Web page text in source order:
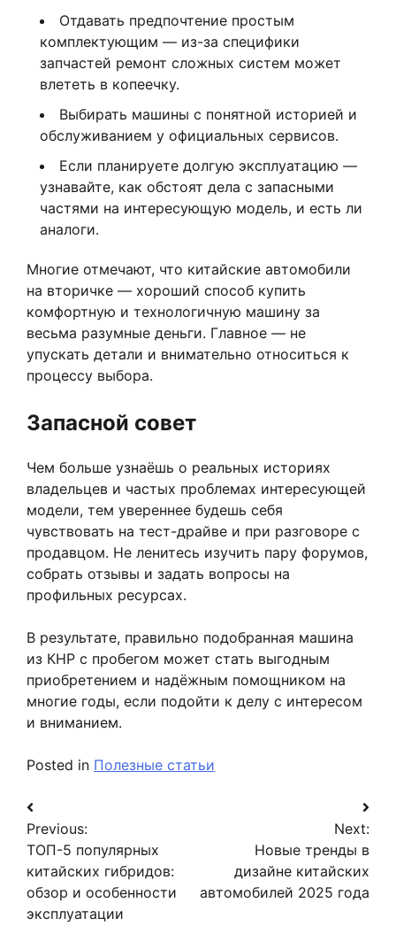
Отдавать предпочтение простым
комплектующим — из-за специфики
запчастей ремонт сложных систем может
влететь в копеечку.
Выбирать машины с понятной историей и
обслуживанием у официальных сервисов.
Если планируете долгую эксплуатацию —
узнавайте, как обстоят дела с запасными
частями на интересующую модель, и есть ли
аналоги.
Многие отмечают, что китайские автомобили
на вторичке — хороший способ купить
комфортную и технологичную машину за
весьма разумные деньги. Главное — не
упускать детали и внимательно относиться к
процессу выбора.
Запасной совет
Чем больше узнаёшь о реальных историях
владельцев и частых проблемах интересующей
модели, тем увереннее будешь себя
чувствовать на тест-драйве и при разговоре с
продавцом. Не ленитесь изучить пару форумов,
собрать отзывы и задать вопросы на
профильных ресурсах.
В результате, правильно подобранная машина
из КНР с пробегом может стать выгодным
приобретением и надёжным помощником на
многие годы, если подойти к делу с интересом
и вниманием.
Posted in Полезные статьи
Навигация
по
записям
Previous:
ТОП-5 популярных
китайских гибридов:
обзор и особенности
эксплуатации
Next:
Новые тренды в
дизайне китайских
автомобилей 2025 года